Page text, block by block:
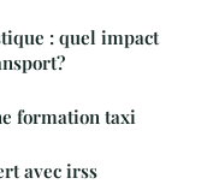
: quel impact
formation taxi
avec irss